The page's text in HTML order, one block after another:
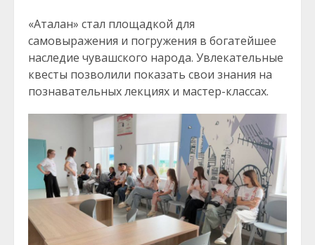
«Аталан» стал площадкой для
самовыражения и погружения в богатейшее
наследие чувашского народа. Увлекательные
квесты позволили показать свои знания на
познавательных лекциях и мастер-классах.